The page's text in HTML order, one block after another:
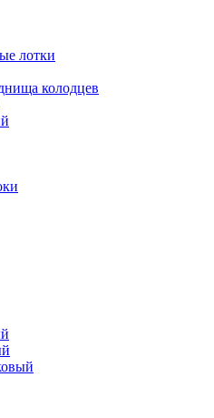
лотки
колодцев